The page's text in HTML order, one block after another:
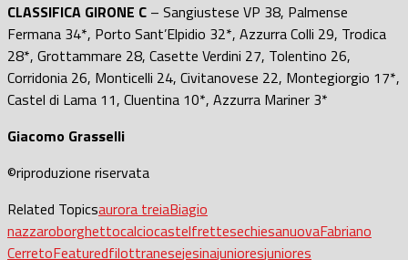
CLASSIFICA GIRONE C – Sangiustese VP 38, Palmense
Fermana 34*, Porto Sant’Elpidio 32*, Azzurra Colli 29, Trodica
28*, Grottammare 28, Casette Verdini 27, Tolentino 26,
Corridonia 26, Monticelli 24, Civitanovese 22, Montegiorgio 17*,
Castel di Lama 11, Cluentina 10*, Azzurra Mariner 3*
Giacomo Grasselli
©riproduzione riservata
Related Topicsaurora treiaBiagio
nazzaroborghettocalciocastelfrettesechiesanuovaFabriano
CerretoFeaturedfilottranesejesinajunioresjuniores